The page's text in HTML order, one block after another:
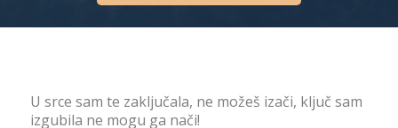
U srce sam te zaključala, ne možeš izači, ključ sam
izgubila ne mogu ga nači!